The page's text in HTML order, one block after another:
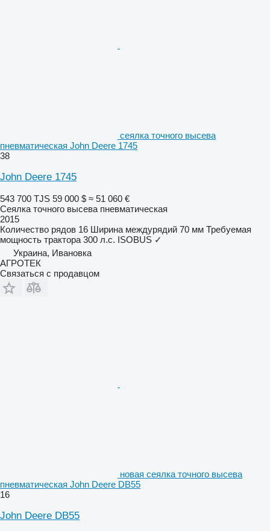
сеялка точного высева
пневматическая John Deere 1745
38
John Deere 1745
543 700 TJS 59 000 $ ≈ 51 060 €
Сеялка точного высева пневматическая
2015
Количество рядов 16 Ширина междурядий 70 мм Требуемая
мощность трактора 300 л.с. ISOBUS ✓
Украина, Ивановка
АГРОТЕК
Связаться с продавцом
новая сеялка точного высева
пневматическая John Deere DB55
16
John Deere DB55